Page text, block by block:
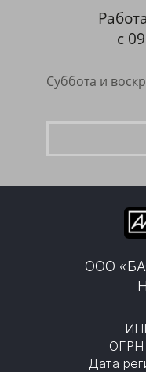
с
Суббота и
ООО
ОГРН
Дата